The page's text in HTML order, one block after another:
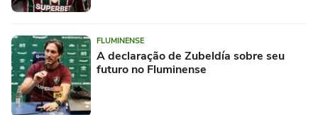
FLUMINENSE
A declaração de Zubeldía sobre seu
futuro no Fluminense